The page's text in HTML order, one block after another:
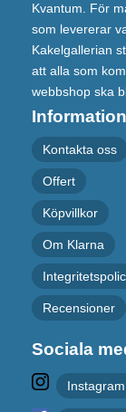
Kvantum. För
som levererar
Kakelgallerian
att alla som
webbshop ska
Information
Kontakta oss
Offert
Köpvillkor
Om Klarna
Recensioner
Sociala
Instagram